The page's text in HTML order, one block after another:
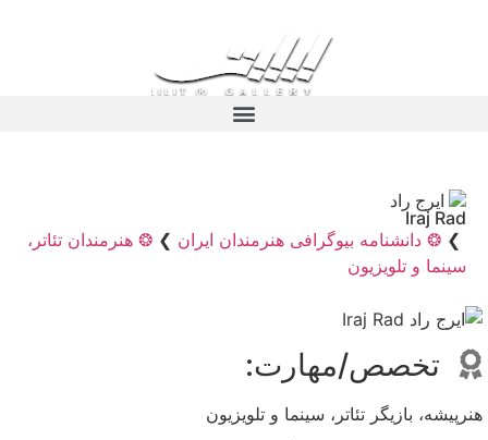
ایرج راد
Iraj Rad
❯ ❂ دانشنامه بیوگرافی هنرمندان ایران ❯ ❂ هنرمندان تئاتر،
سینما و تلویزیون
تخصص/مهارت:
هنرپیشه، بازیگر تئاتر، سینما و تلویزیون